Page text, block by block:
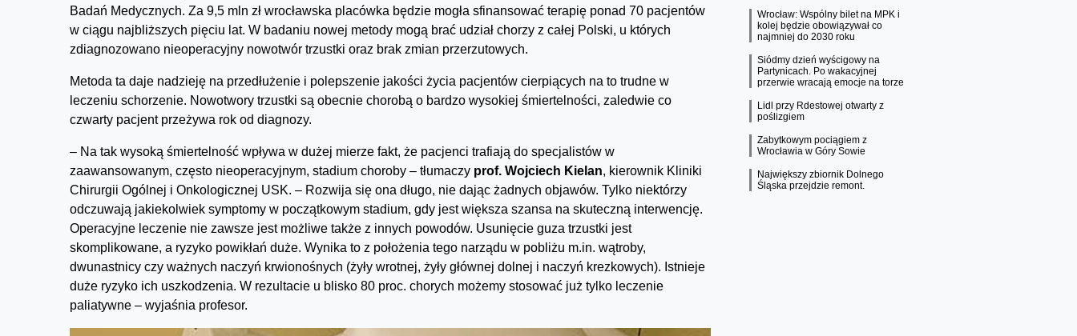
Badań Medycznych. Za 9,5 mln zł wrocławska placówka będzie mogła sfinansować terapię ponad 70 pacjentów
w ciągu najbliższych pięciu lat. W badaniu nowej metody mogą brać udział chorzy z całej Polski, u których
zdiagnozowano nieoperacyjny nowotwór trzustki oraz brak zmian przerzutowych.
Metoda ta daje nadzieję na przedłużenie i polepszenie jakości życia pacjentów cierpiących na to trudne w
leczeniu schorzenie. Nowotwory trzustki są obecnie chorobą o bardzo wysokiej śmiertelności, zaledwie co
czwarty pacjent przeżywa rok od diagnozy.
– Na tak wysoką śmiertelność wpływa w dużej mierze fakt, że pacjenci trafiają do specjalistów w
zaawansowanym, często nieoperacyjnym, stadium choroby – tłumaczy prof. Wojciech Kielan, kierownik Kliniki
Chirurgii Ogólnej i Onkologicznej USK. – Rozwija się ona długo, nie dając żadnych objawów. Tylko niektórzy
odczuwają jakiekolwiek symptomy w początkowym stadium, gdy jest większa szansa na skuteczną interwencję.
Operacyjne leczenie nie zawsze jest możliwe także z innych powodów. Usunięcie guza trzustki jest
skomplikowane, a ryzyko powikłań duże. Wynika to z położenia tego narządu w pobliżu m.in. wątroby,
dwunastnicy czy ważnych naczyń krwionośnych (żyły wrotnej, żyły głównej dolnej i naczyń krezkowych). Istnieje
duże ryzyko ich uszkodzenia. W rezultacie u blisko 80 proc. chorych możemy stosować już tylko leczenie
paliatywne – wyjaśnia profesor.
Wrocław: Wspólny bilet na MPK i
kolej będzie obowiązywał co
najmniej do 2030 roku
Siódmy dzień wyścigowy na
Partynicach. Po wakacyjnej
przerwie wracają emocje na torze
Lidl przy Rdestowej otwarty z
poślizgiem
Zabytkowym pociągiem z
Wrocławia w Góry Sowie
Największy zbiornik Dolnego
Śląska przejdzie remont.